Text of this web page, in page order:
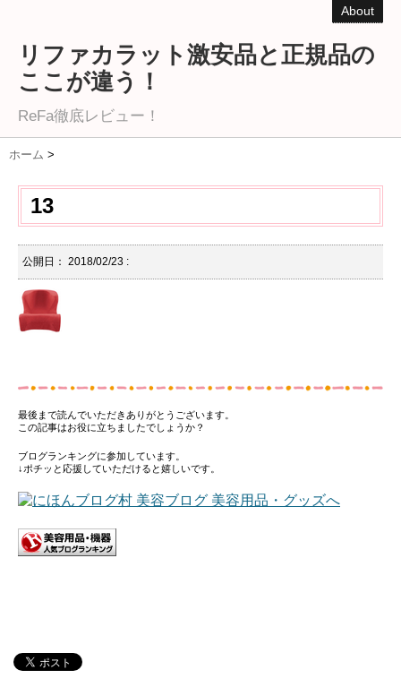
About
リファカラット激安品と正規品の
ここが違う！
ReFa徹底レビュー！
ホーム >
13
公開日： 2018/02/23 :
最後まで読んでいただきありがとうございます。
この記事はお役に立ちましたでしょうか？
ブログランキングに参加しています。
↓ポチッと応援していただけると嬉しいです。